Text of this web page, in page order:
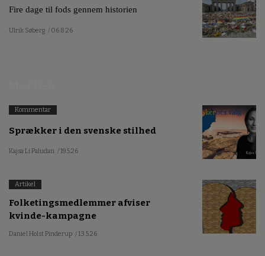
Fire dage til fods gennem historien
Ulrik Søberg / 06.8.26
Kommentar
Sprækker i den svenske stilhed
Kajsa Li Paludan / 19.5.26
Artikel
Folketingsmedlemmer afviser
kvinde-kampagne
Daniel Holst Pinderup / 13.5.26